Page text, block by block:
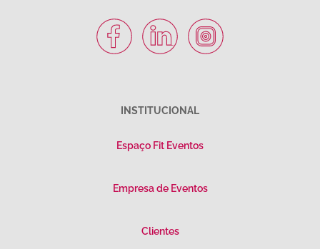
INSTITUCIONAL
Espaço Fit Eventos
Empresa de Eventos
Clientes